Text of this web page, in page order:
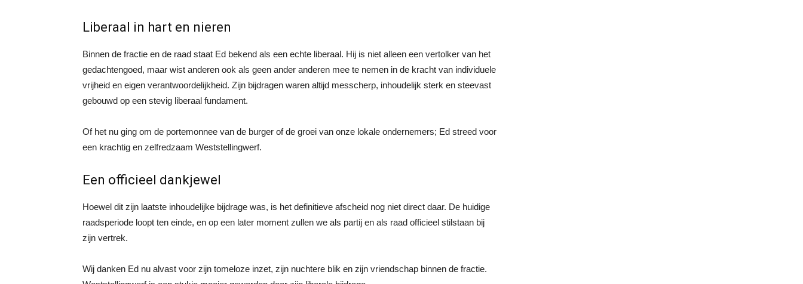
Liberaal in hart en nieren
Binnen de fractie en de raad staat Ed bekend als een echte liberaal. Hij is niet alleen een vertolker van het
gedachtengoed, maar wist anderen ook als geen ander anderen mee te nemen in de kracht van individuele
vrijheid en eigen verantwoordelijkheid. Zijn bijdragen waren altijd messcherp, inhoudelijk sterk en steevast
gebouwd op een stevig liberaal fundament.
Of het nu ging om de portemonnee van de burger of de groei van onze lokale ondernemers; Ed streed voor
een krachtig en zelfredzaam Weststellingwerf.
Een officieel dankjewel
Hoewel dit zijn laatste inhoudelijke bijdrage was, is het definitieve afscheid nog niet direct daar. De huidige
raadsperiode loopt ten einde, en op een later moment zullen we als partij en als raad officieel stilstaan bij
zijn vertrek.
Wij danken Ed nu alvast voor zijn tomeloze inzet, zijn nuchtere blik en zijn vriendschap binnen de fractie.